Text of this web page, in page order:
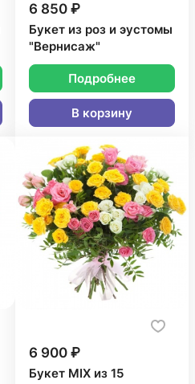
6 850 ₽
Букет из роз и эустомы
"Вернисаж"
Подробнее
В корзину
6 900 ₽
Букет MIX из 15